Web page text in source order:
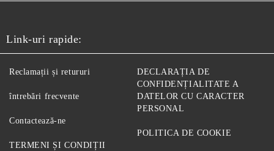
Link-uri rapide:
Reclamații și retururi
întrebări frecvente
Contactează-ne
TERMENI ȘI CONDIȚII
DECLARAȚIA DE
CONFIDENȚIALITATE A
DATELOR CU CARACTER
PERSONAL
POLITICA DE COOKIE